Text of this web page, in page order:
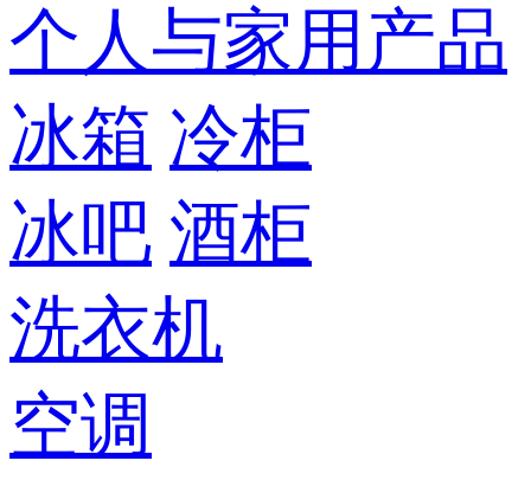
个人与家用产品
冰箱 冷柜
冰吧 酒柜
洗衣机
空调